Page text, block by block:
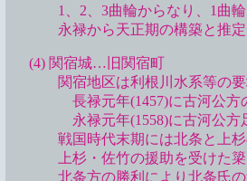
1、2、3曲輪からなり、1曲輪
永禄から天正期の構築と推定
(4) 関宿城…旧関宿町
関宿地区は利根川水系等の要
長禄元年(1457)に古河公方の
永禄元年(1558)に古河公方足
戦国時代末期には北条と上杉
上杉・佐竹の援助を受けた簗
北条方の勝利により北条氏の北